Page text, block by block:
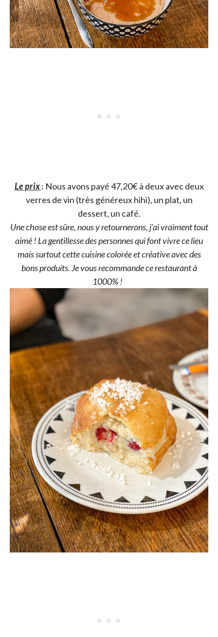
Le prix : Nous avons payé 47,20€ à deux avec deux
verres de vin (très généreux hihi), un plat, un
dessert, un café.
Une chose est sûre, nous y retournerons, j’ai vraiment tout
aimé ! La gentillesse des personnes qui font vivre ce lieu
mais surtout cette cuisine colorée et créative avec des
bons produits. Je vous recommande ce restaurant à
1000% !